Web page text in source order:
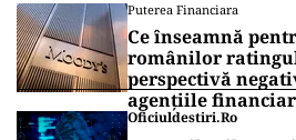
Puterea Financiara
Ce înseamnă
românilor ratingul
perspectivă
agențiile
Oficiuldestiri.ro